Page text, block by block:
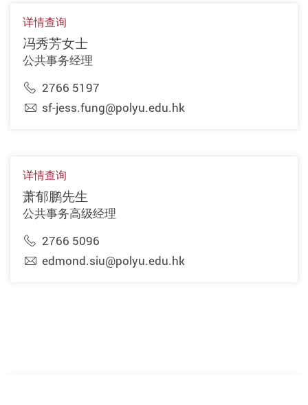
详情查询
冯秀芳女士
公共事务经理
2766 5197
sf-jess.fung@polyu.edu.hk
详情查询
萧郁鹏先生
公共事务高级经理
2766 5096
edmond.siu@polyu.edu.hk